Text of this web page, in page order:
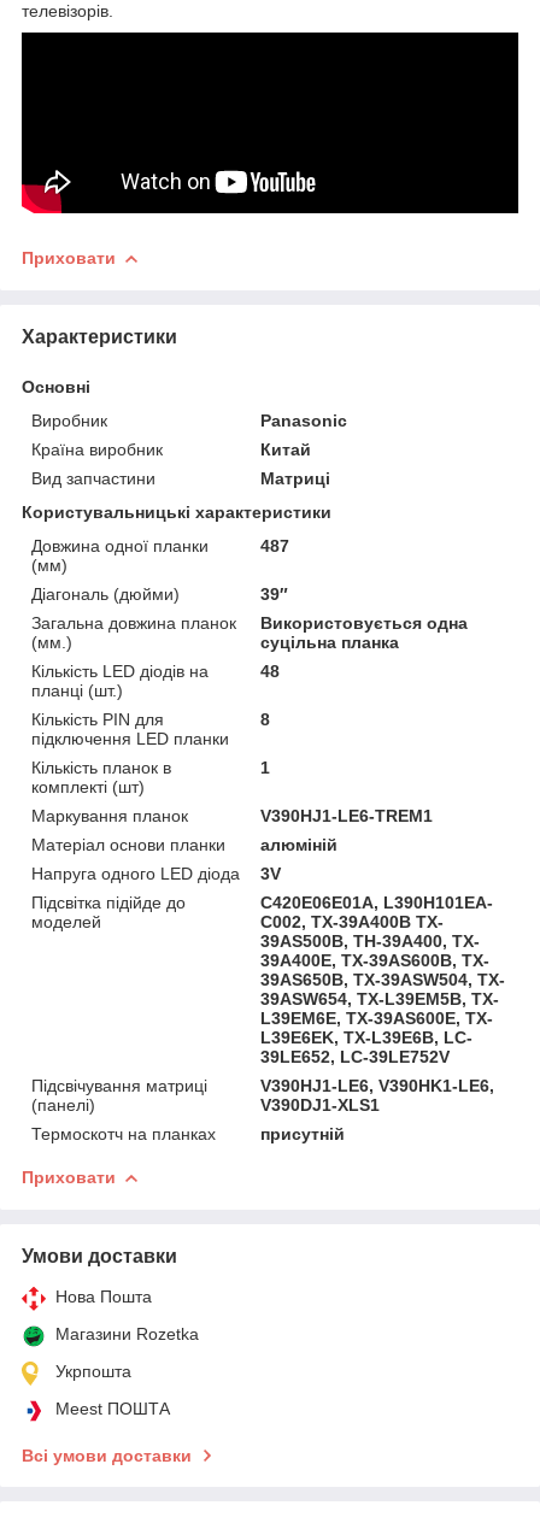
телевізорів.
Приховати
Характеристики
Основні
Виробник
Panasonic
Країна виробник
Китай
Вид запчастини
Матриці
Користувальницькі характеристики
Довжина одної планки
(мм)
487
Діагональ (дюйми)
39″
Загальна довжина планок
(мм.)
Використовується одна
суцільна планка
Кількість LED діодів на
планці (шт.)
48
Кількість PIN для
підключення LED планки
8
Кількість планок в
комплекті (шт)
1
Маркування планок
V390HJ1-LE6-TREM1
Матеріал основи планки
алюміній
Напруга одного LED діода
3V
Підсвітка підійде до
моделей
C420E06E01A, L390H101EA-
C002, TX-39A400B TX-
39AS500B, TH-39A400, TX-
39A400E, TX-39AS600B, TX-
39AS650B, TX-39ASW504, TX-
39ASW654, TX-L39EM5B, TX-
L39EM6E, TX-39AS600E, TX-
L39E6EK, TX-L39E6B, LC-
39LE652, LC-39LE752V
Підсвічування матриці
(панелі)
V390HJ1-LE6, V390HK1-LE6,
V390DJ1-XLS1
Термоскотч на планках
присутній
Приховати
Умови доставки
Нова Пошта
Магазини Rozetka
Укрпошта
Meest ПОШТА
Всі умови доставки